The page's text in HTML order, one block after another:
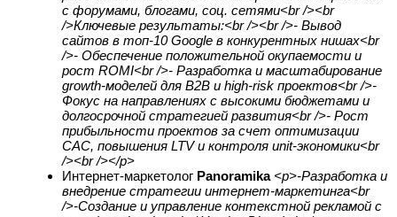
с форумами, блогами, соц. сетями<br /><br
/>Ключевые результаты:<br /><br />- Вывод
сайтов в топ-10 Google в конкурентных нишах<br
/>- Обеспечение положительной окупаемости и
рост ROMI<br />- Разработка и масштабирование
growth-моделей для B2B и high-risk проектов<br />-
Фокус на направлениях с высокими бюджетами и
долгосрочной стратегией развития<br />- Рост
прибыльности проектов за счет оптимизации
CAC, повышения LTV и контроля unit-экономики<br
/><br /></p>
Интернет-маркетолог Panoramika <p>-Разработка и
внедрение стратегии интернет-маркетинга<br
/>-Создание и управление контекстной рекламой с